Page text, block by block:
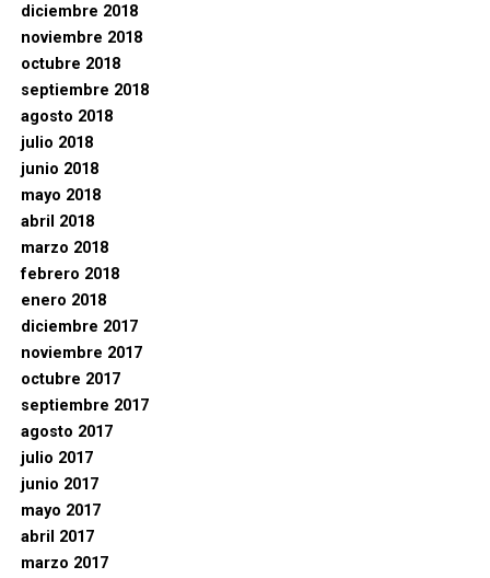
diciembre 2018
noviembre 2018
octubre 2018
septiembre 2018
agosto 2018
julio 2018
junio 2018
mayo 2018
abril 2018
marzo 2018
febrero 2018
enero 2018
diciembre 2017
noviembre 2017
octubre 2017
septiembre 2017
agosto 2017
julio 2017
junio 2017
mayo 2017
abril 2017
marzo 2017